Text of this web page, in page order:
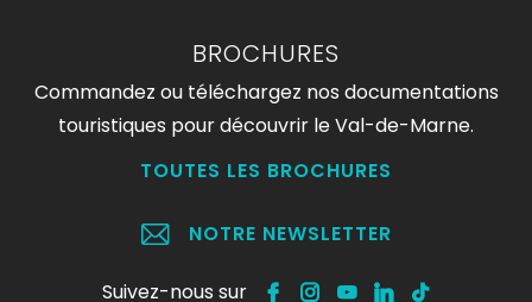
BROCHURES
Commandez ou téléchargez nos documentations
touristiques pour découvrir le Val-de-Marne.
TOUTES LES BROCHURES
NOTRE NEWSLETTER
Suivez-nous sur